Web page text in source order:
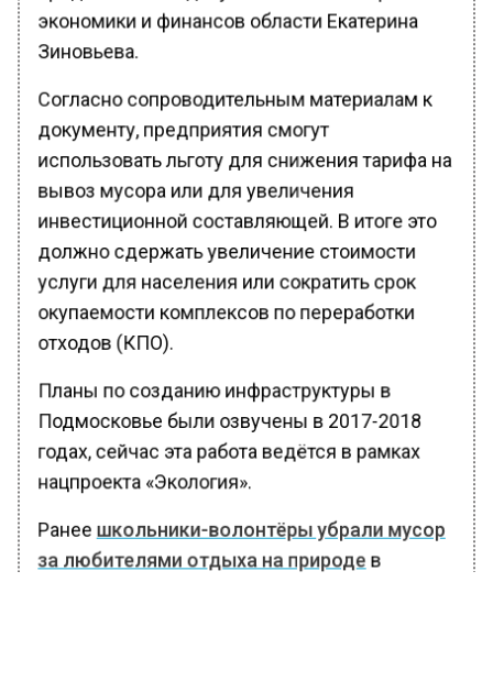
экономики и финансов области Екатерина
Зиновьева.
Согласно сопроводительным материалам к
документу, предприятия смогут
использовать льготу для снижения тарифа на
вывоз мусора или для увеличения
инвестиционной составляющей. В итоге это
должно сдержать увеличение стоимости
услуги для населения или сократить срок
окупаемости комплексов по переработки
отходов (КПО).
Планы по созданию инфраструктуры в
Подмосковье были озвучены в 2017-2018
годах, сейчас эта работа ведётся в рамках
нацпроекта «Экология».
Ранеешкольники-волонтёры убрали мусор
за любителями отдыха на природев